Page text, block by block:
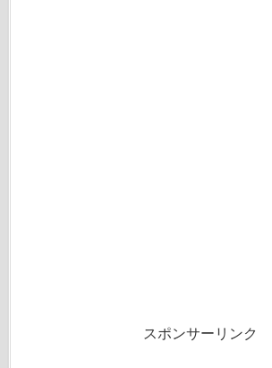
スポンサーリンク